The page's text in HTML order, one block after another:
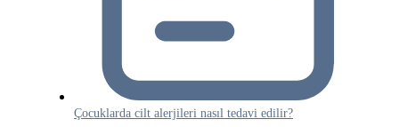
Çocuklarda cilt alerjileri nasıl tedavi edilir?